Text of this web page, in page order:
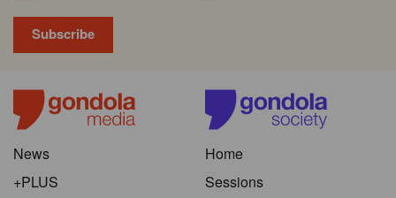
News
+PLUS
Home
Sessions